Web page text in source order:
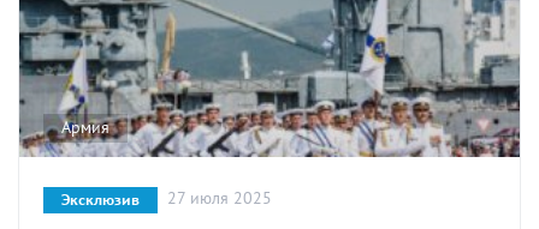
Армия
Эксклюзив 27 июля 2025